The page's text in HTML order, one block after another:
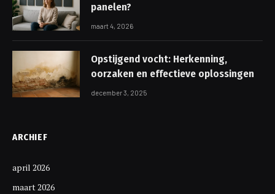
panelen?
maart 4, 2026
Opstijgend vocht: Herkenning,
oorzaken en effectieve oplossingen
december 3, 2025
ARCHIEF
april 2026
maart 2026